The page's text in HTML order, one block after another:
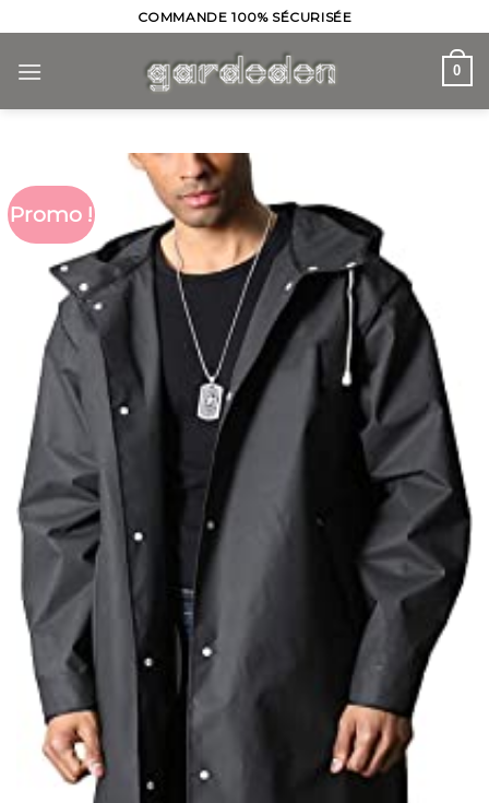
to
content
COMMANDE 100% SÉCURISÉE
0
Promo !